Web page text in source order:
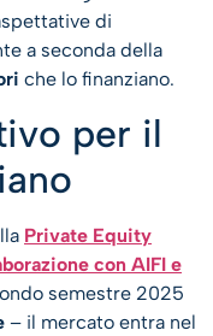
di
a seconda della
che lo finanziano.
per il
Private Equity
con AIFI e
semestre 2025
– il mercato entra nel